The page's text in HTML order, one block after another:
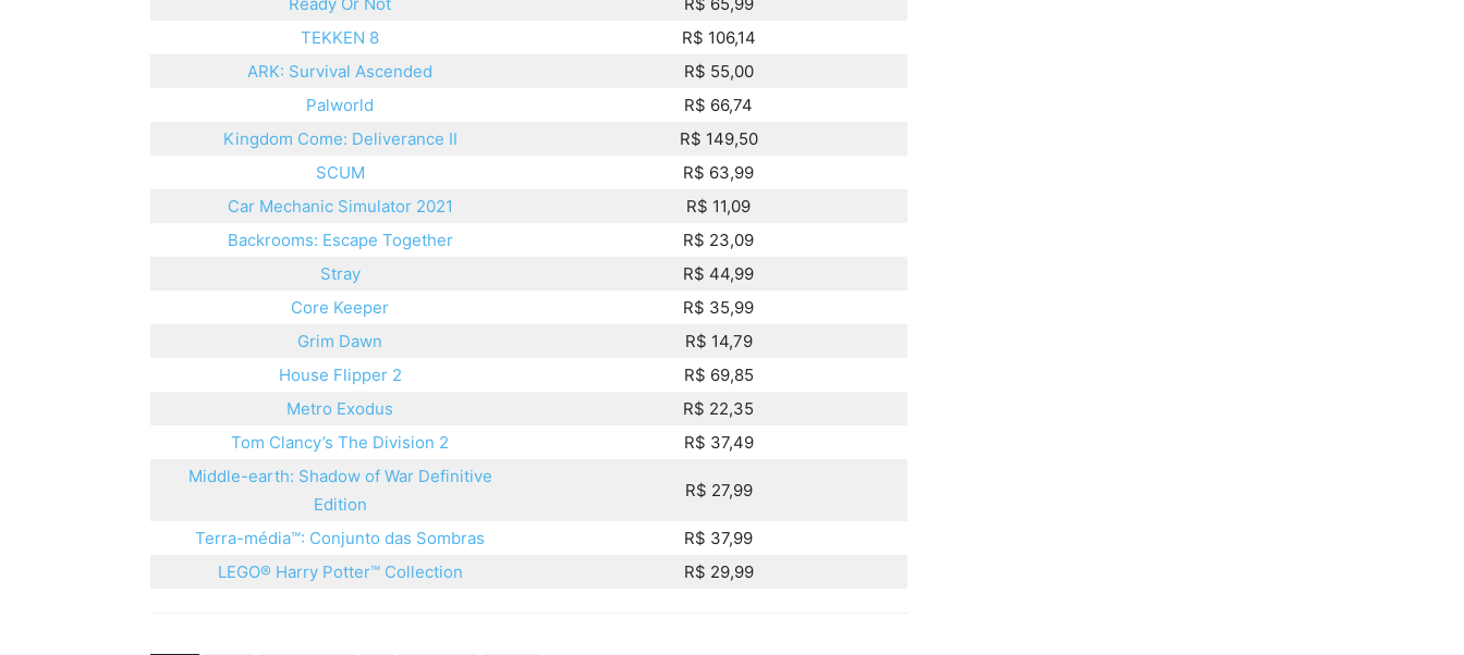
TEKKEN 8
R$ 106,14
ARK: Survival Ascended
R$ 55,00
Palworld
R$ 66,74
Kingdom Come: Deliverance II
R$ 149,50
SCUM
R$ 63,99
Car Mechanic Simulator 2021
R$ 11,09
Backrooms: Escape Together
R$ 23,09
Stray
R$ 44,99
Core Keeper
R$ 35,99
Grim Dawn
R$ 14,79
House Flipper 2
R$ 69,85
Metro Exodus
R$ 22,35
Tom Clancy’s The Division 2
R$ 37,49
Middle-earth: Shadow of War Definitive
Edition
R$ 27,99
Terra-média™: Conjunto das Sombras
R$ 37,99
LEGO® Harry Potter™ Collection
R$ 29,99